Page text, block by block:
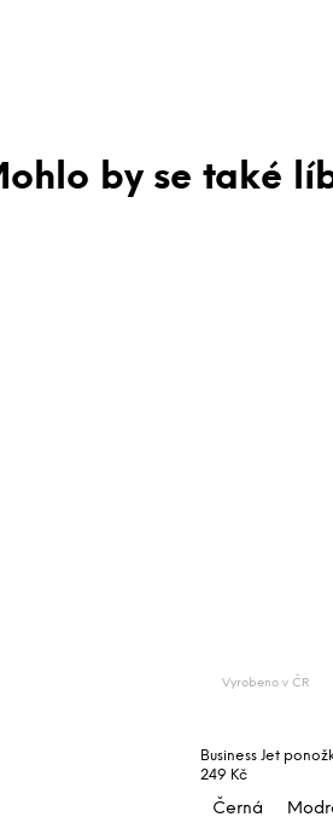
Vyrobeno v ČR
Business Jet
249 Kč
Černá